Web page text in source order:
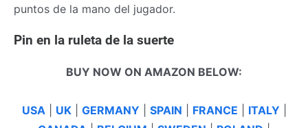
puntos de la mano del jugador.
Pin en la ruleta de la suerte
BUY NOW ON AMAZON BELOW:
USA UK| GERMANY SPAIN FRANCE ITALY